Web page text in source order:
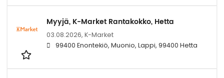
Myyjä, K-Market Rantakokko, Hetta
03.08.2026, K-Market
99400 Enontekiö, Muonio, Lappi, 99400 Hetta